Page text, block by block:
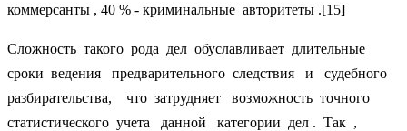
коммерсанты , 40 % - криминальные авторитеты .[15]
Сложность такого рода дел обуславливает длительные
сроки ведения предварительного следствия и судебного
разбирательства, что затрудняет возможность точного
статистического учета данной категории дел . Так ,